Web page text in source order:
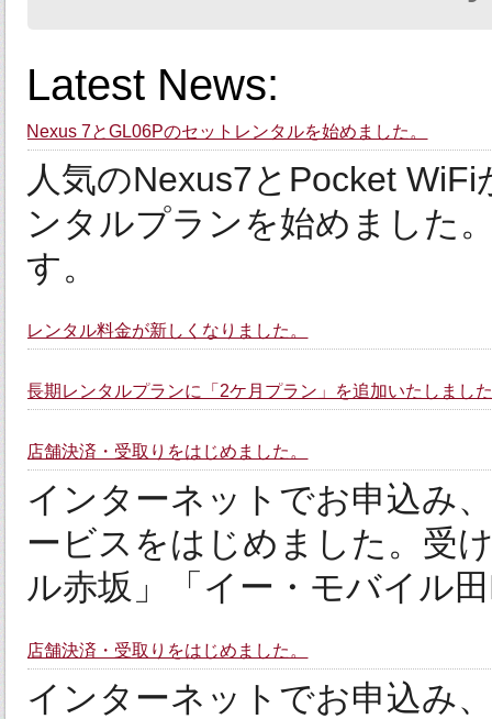
Latest News:
Nexus 7とGL06Pのセットレンタルを始めました。
人気のNexus7とPocket
ンタルプランを始めました
す。
レンタル料金が新しくなりました。
長期レンタルプランに「2ケ月プラン」を追加いたしまし
店舗決済・受取りをはじめました。
インターネットでお申込み
ービスをはじめました。受
ル赤坂」「イー・モバイル
店舗決済・受取りをはじめました。
インターネットでお申込み